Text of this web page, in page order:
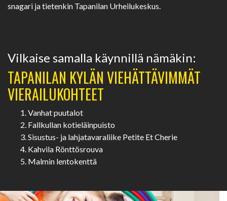
snagari ja tietenkin Tapanilan Urheilukeskus.
Vilkaise samalla käynnillä nämäkin:
TAPANILAN KYLÄN VIEHÄTTÄVIMMÄT
VIERAILUKOHTEET
Vanhat puutalot
Fallkullan kotieläinpuisto
Sisustus- ja lahjatavaraliike Petite Et Cherie
Kahvila Rönttösrouva
Malmin lentokenttä